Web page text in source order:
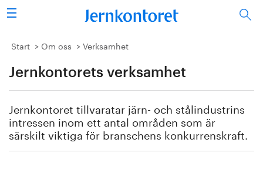
Sök
Stålindustrin
Vision 2050
Forskning/utbildning
Energi/miljö
Start Om oss Verksamhet
Jernkontorets verksamhet
Jernkontoret tillvaratar järn- och stålindustrins
intressen inom ett antal områden som är
särskilt viktiga för branschens konkurrenskraft.